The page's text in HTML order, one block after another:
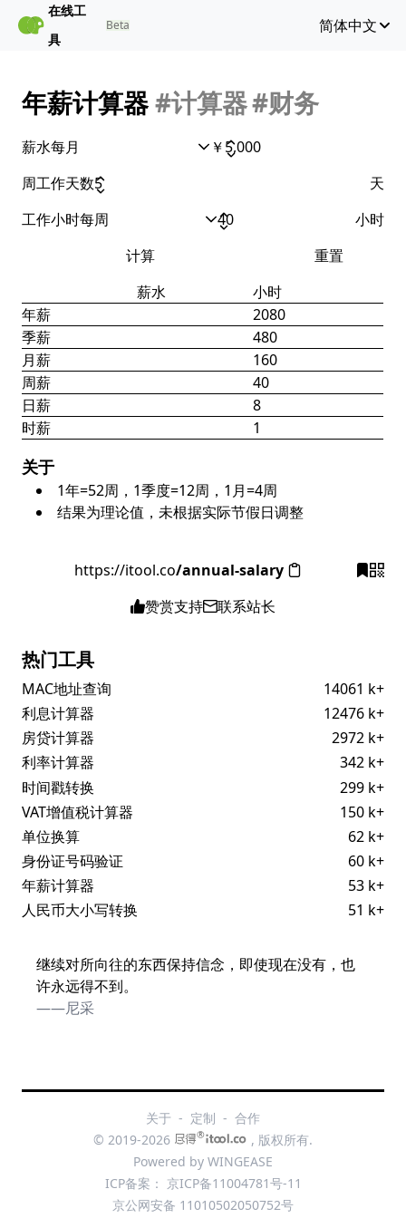
在线工
具
Beta 简体中文
年薪计算器#计算器#财务
薪水每月
￥
周工作天数
天
工作小时每周
小时
计算
重置
薪水
小时
年薪
2080
季薪
480
月薪
160
周薪
40
日薪
8
时薪
1
关于
1年=52周，1季度=12周，1月=4周
结果为理论值，未根据实际节假日调整
https://itool.co/annual-salary
赞赏支持
联系站长
热门工具
MAC地址查询
14061 k+
利息计算器
12476 k+
房贷计算器
2972 k+
利率计算器
342 k+
时间戳转换
299 k+
VAT增值税计算器
150 k+
单位换算
62 k+
身份证号码验证
60 k+
年薪计算器
53 k+
人民币大小写转换
51 k+
继续对所向往的东西保持信念，即使现在没有，也
许永远得不到。
——尼采
关于 - 定制 - 合作
© 2019-2026
®
, 版权所有.
Powered by WINGEASE
ICP备案： 京ICP备11004781号-11
京公网安备 11010502050752号